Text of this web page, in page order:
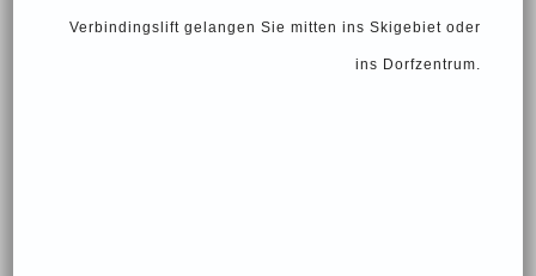
Verbindingslift gelangen Sie mitten ins Skigebiet oder
ins Dorfzentrum.